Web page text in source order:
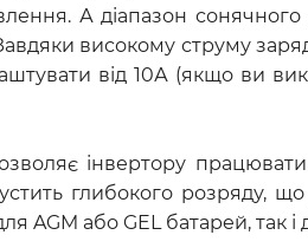
А діапазон
високому струму
від 10А (якщо ви
інвертору
глибокого розряду,
або GEL батарей, так і